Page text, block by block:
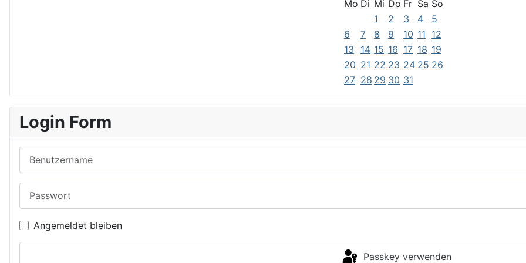
Mo Di Mi Do Fr Sa So
1
2 3 4
5
6
7 8 9 10 11 12
13
14 15 16 17 18 19
20 21 22 23 24 25 26
27 28 29 30 31
Login Form
Angemeldet bleiben
Passkey verwenden